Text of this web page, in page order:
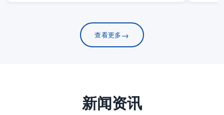
查看更多→
新闻资讯